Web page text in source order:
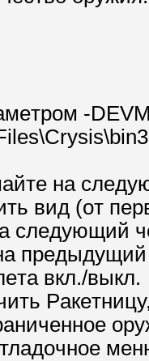
-
нa
(oт
вкл./выкл.